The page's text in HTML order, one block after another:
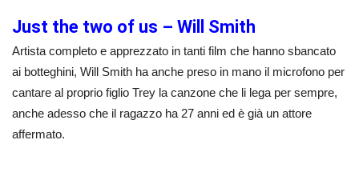
Just the two of us – Will Smith
Artista completo e apprezzato in tanti film che hanno sbancato
ai botteghini, Will Smith ha anche preso in mano il microfono per
cantare al proprio figlio Trey la canzone che li lega per sempre,
anche adesso che il ragazzo ha 27 anni ed è già un attore
affermato.